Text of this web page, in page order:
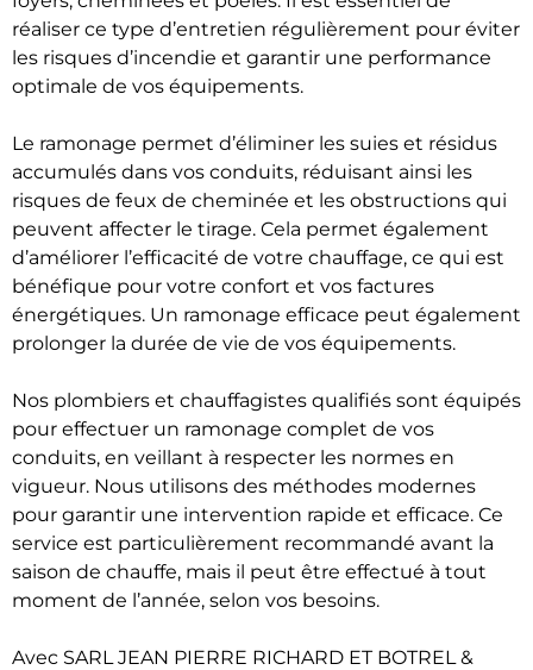
réaliser ce type d’entretien régulièrement pour éviter
les risques d’incendie et garantir une performance
optimale de vos équipements.
Le ramonage permet d’éliminer les suies et résidus
accumulés dans vos conduits, réduisant ainsi les
risques de feux de cheminée et les obstructions qui
peuvent affecter le tirage. Cela permet également
d’améliorer l’efficacité de votre chauffage, ce qui est
bénéfique pour votre confort et vos factures
énergétiques. Un ramonage efficace peut également
prolonger la durée de vie de vos équipements.
Nos plombiers et chauffagistes qualifiés sont équipés
pour effectuer un ramonage complet de vos
conduits, en veillant à respecter les normes en
vigueur. Nous utilisons des méthodes modernes
pour garantir une intervention rapide et efficace. Ce
service est particulièrement recommandé avant la
saison de chauffe, mais il peut être effectué à tout
moment de l’année, selon vos besoins.
Avec SARL JEAN PIERRE RICHARD ET BOTREL &